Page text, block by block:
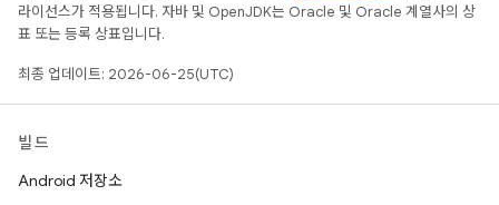
라이선스가 적용됩니다. 자바 및 OpenJDK는 Oracle 및 Oracle 계열사의 상
표 또는 등록 상표입니다.
최종 업데이트: 2026-06-25(UTC)
빌드
Android 저장소